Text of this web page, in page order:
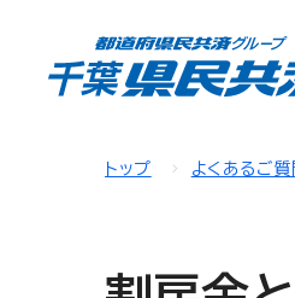
トップ よくあるご質